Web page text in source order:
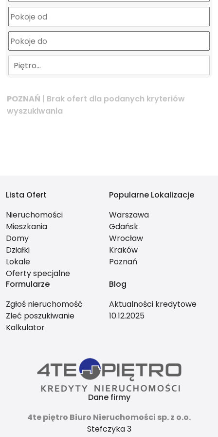
Piętro…
POZNAŃ | Brak ofert dla podanych kryteriów
wyszukiwania
Lista Ofert
Nieruchomości
Mieszkania
Domy
Działki
Lokale
Oferty specjalne
Popularne Lokalizacje
Warszawa
Gdańsk
Wrocław
Kraków
Poznań
Formularze
Zgłoś nieruchomość
Zleć poszukiwanie
Kalkulator
Blog
Aktualności kredytowe
10.12.2025
Dane firmy
4te piętro Biuro Nieruchomości sp. z o.o.
Stefczyka 3